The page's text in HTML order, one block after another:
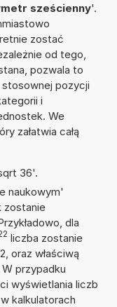
sześcienny'.
zostać
od tego,
pozwala to
pozycji
i
We
załatwia całą
36'.
naukowym'
zostanie
dla
liczba zostanie
oraz właściwą
przypadku
wyświetlania liczb
kalkulatorach